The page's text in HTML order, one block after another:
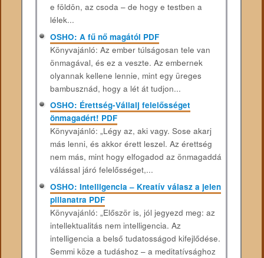
e földön, az csoda – de hogy e testben a
lélek...
OSHO: A fű nő magától PDF
Könyvajánló: Az ember túlságosan tele van
önmagával, és ez a veszte. Az embernek
olyannak kellene lennie, mint egy üreges
bambusznád, hogy a lét át tudjon...
OSHO: Érettség-Vállalj felelősséget
önmagadért! PDF
Könyvajánló: „Légy az, aki vagy. Sose akarj
más lenni, és akkor érett leszel. Az érettség
nem más, mint hogy elfogadod az önmagaddá
válással járó felelősséget,...
OSHO: Intelligencia – Kreatív válasz a jelen
pillanatra PDF
Könyvajánló: „Először is, jól jegyezd meg: az
intellektualitás nem intelligencia. Az
intelligencia a belső tudatosságod kifejlődése.
Semmi köze a tudáshoz – a meditatívsághoz